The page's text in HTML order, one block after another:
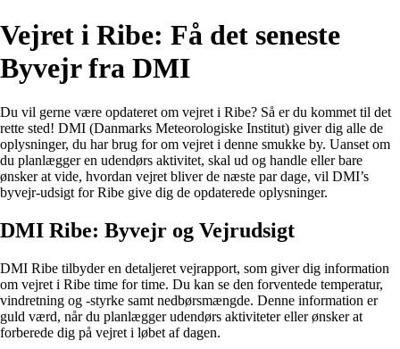
Vejret i Ribe: Få det seneste
Byvejr fra DMI
Du vil gerne være opdateret om vejret i Ribe? Så er du kommet til det
rette sted! DMI (Danmarks Meteorologiske Institut) giver dig alle de
oplysninger, du har brug for om vejret i denne smukke by. Uanset om
du planlægger en udendørs aktivitet, skal ud og handle eller bare
ønsker at vide, hvordan vejret bliver de næste par dage, vil DMI’s
byvejr-udsigt for Ribe give dig de opdaterede oplysninger.
DMI Ribe: Byvejr og Vejrudsigt
DMI Ribe tilbyder en detaljeret vejrapport, som giver dig information
om vejret i Ribe time for time. Du kan se den forventede temperatur,
vindretning og -styrke samt nedbørsmængde. Denne information er
guld værd, når du planlægger udendørs aktiviteter eller ønsker at
forberede dig på vejret i løbet af dagen.